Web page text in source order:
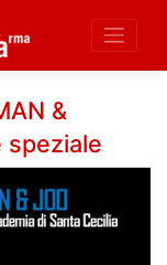
&
speziale